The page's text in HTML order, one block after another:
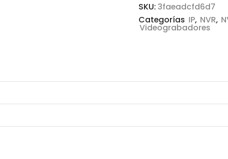
SKU: 3faeadcfd6d7
Categorías IP, NVR,
Videograbadores